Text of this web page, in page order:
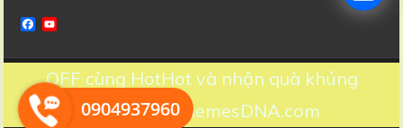
F
e
b
o
o
T
u
b
e
OFF cùng HotHot và nhận quà khủng
Design by ThemesDNA.com
0904937960